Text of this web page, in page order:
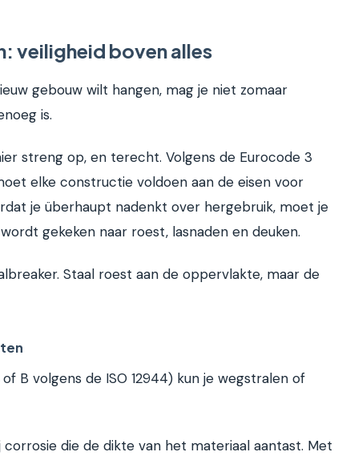
veiligheid boven alles
gebouw wilt hangen, mag je niet zomaar
is.
streng op, en terecht. Volgens de Eurocode 3
elke constructie voldoen aan de eisen voor
je überhaupt nadenkt over hergebruik, moet je
gekeken naar roest, lasnaden en deuken.
Staal roest aan de oppervlakte, maar de
B volgens de ISO 12944) kun je wegstralen of
die de dikte van het materiaal aantast. Met